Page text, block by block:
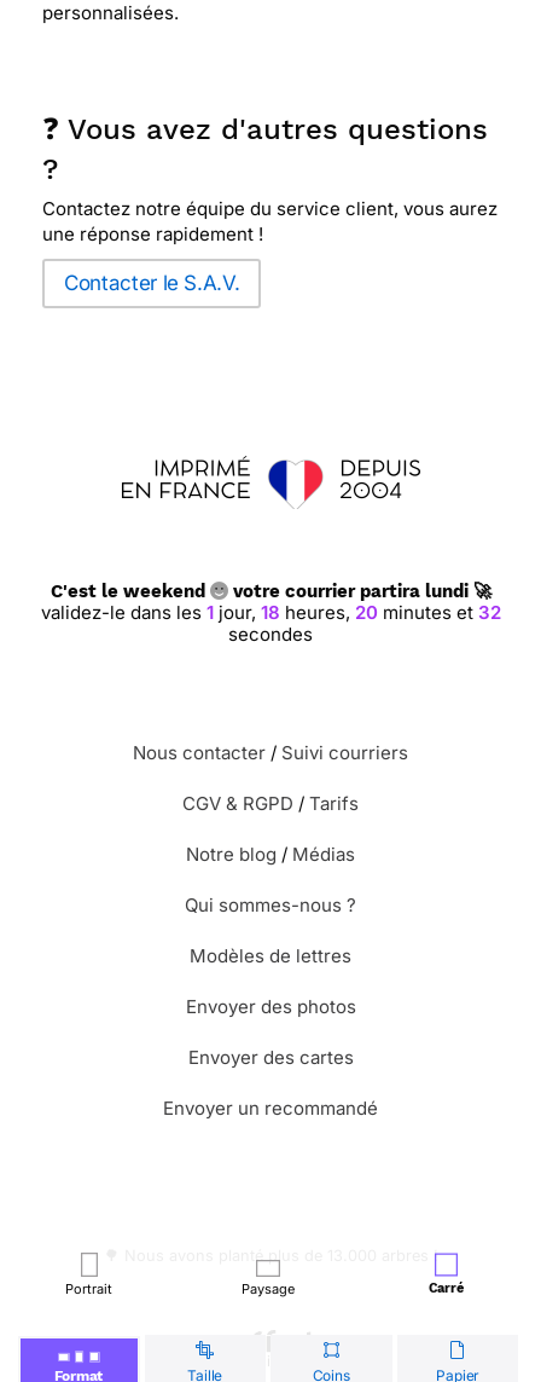
Portrait Paysage Carré
Format Taille Coins Papier
personnalisées.
❓ Vous avez d'autres questions
?
Contactez notre équipe du service client, vous aurez
une réponse rapidement !
Contacter le S.A.V.
C'est le weekend votre courrier partira lundi 🚀
validez-le dans les1 jour,18 heures, 20 minutes et31
secondes
Nous contacter / Suivi courriers
CGV & RGPD / Tarifs
Notre blog / Médias
Qui sommes-nous ?
Modèles de lettres
Envoyer des photos
Envoyer des cartes
Envoyer un recommandé
🌳 Nous avons planté plus de 13.000 arbres !
© Merci Facteur